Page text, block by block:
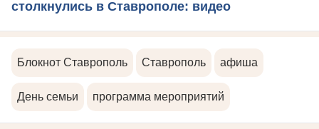
столкнулись в Ставрополе: видео
Блокнот Ставрополь Ставрополь афиша
День семьи программа мероприятий